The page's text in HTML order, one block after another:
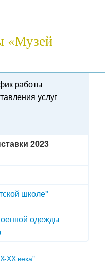
«Музей
работы
услуг
2023
школе"
одежды
XX века"